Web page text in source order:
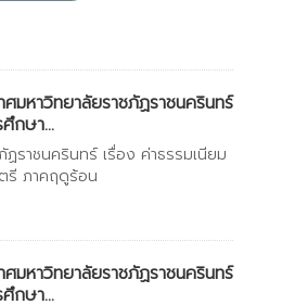
มหาวิทยาลัยราชภัฏราชนครินทร์
กษา...
ฏราชนครินทร์ เรื่อง ค่าธรรมเนียม
รี ภาคฤดูร้อน
มหาวิทยาลัยราชภัฏราชนครินทร์
กษา...